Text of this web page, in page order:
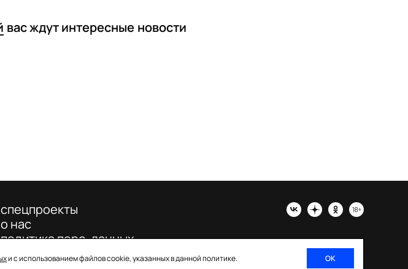
вас ждут интересные новости
и с использованием файлов cookie, указанных в данной политике. ОК
спецпроекты
о нас
политика перс. данных